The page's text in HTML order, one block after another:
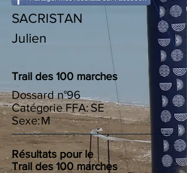
SACRISTAN
Julien
Trail des 100 marches
Dossard n°96
Catégorie FFA:SE
Sexe:M
Résultats pour le
Trail des 100 marches